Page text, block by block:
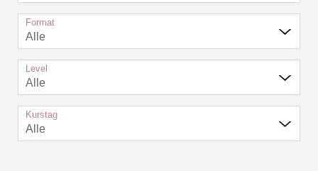
Format
Alle
Level
Alle
Kurstag
Alle